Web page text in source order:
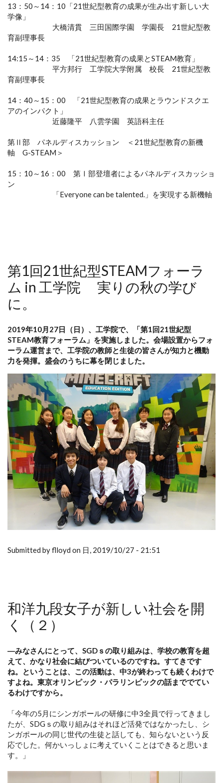
13：50～14：10「21世紀型教育の成果が生み出す新しい大
学像」
大橋清貫 三田国際学園 学園長 21世紀型教
育副理事長
14:15～14：35 「21世紀型教育の成果とSTEAM教育」
平方邦行 工学院大学附属 校長 21世紀型教
育副理事長
14：40～15：00 「21世紀型教育の成果とラウンドスクエ
アのインパクト」
近藤隆平 八雲学園 英語科主任
第Ⅱ部 パネルディスカッション ＜21世紀型教育の新機
軸 G-STEAM＞
15：10～16：00 第Ⅰ部登壇者によるパネルディスカッショ
ン
「Everyone can be talented.」を実現する新機軸
第1回21世紀型STEAMフォーラ
ム in 工学院 実りの秋の学び
に。
2019年10月27日（日）、工学院で、「第1回21世紀型
STEAM教育フォーラム」を実施しました。会場設置からフォ
ーラム運営まで、工学院の教師と生徒の皆さんが知力と機動
力を発揮。盛会のうちに幕を閉じました。
Submitted by flloyd on 日, 2019/10/27 - 21:51
和洋九段女子が新しい社会を開
く（２）
―みなさんにとって、SGDｓの取り組みは、学校の教育を超
えて、かなり社会に結びついているのですね。すてきです
ね。ということは、この活動は、中3が終わっても続くわけで
すよね。東京オリンピック・パラリンピックの話まででてい
るわけですから。
「今年の5月にシンガポールの研修に中3全員で行ってきまし
たが、SDGｓの取り組みはそれほど活発ではなかったし、シ
ンガポールの同じ世代の生徒と話しても、知らないという反
応でした。何かいっしょに考えていくことはできると思いま
す。」